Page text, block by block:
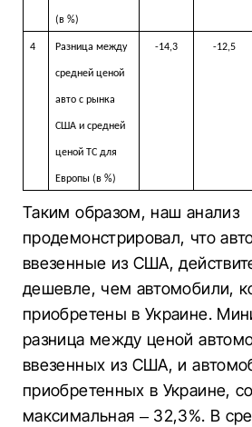
(в %)
4 Разница между
средней ценой
авто с рынка
США и средней
ценой ТС для
Европы (в %)
-14,3 -12,5
Таким образом, наш анализ
продемонстрировал, что
ввезенные из США,
дешевле, чем автомобили,
приобретены в Украине.
разница между ценой
ввезенных из США, и
приобретенных в Украине,
максимальная – 32,3%. В